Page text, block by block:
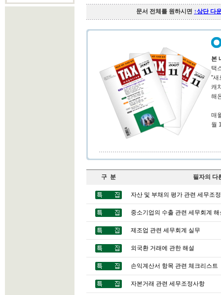
문서 전체를 원하시면 ↑상단 다
본
택
"새
캐
해
매
월
구 분 필자의 다
자산 및 부채의 평가 관련 세무조정
중소기업의 수출 관련 세무회계 해
제조업 관련 세무회계 실무
외국환 거래에 관한 해설
손익계산서 항목 관련 체크리스트
자본거래 관련 세무조정사항